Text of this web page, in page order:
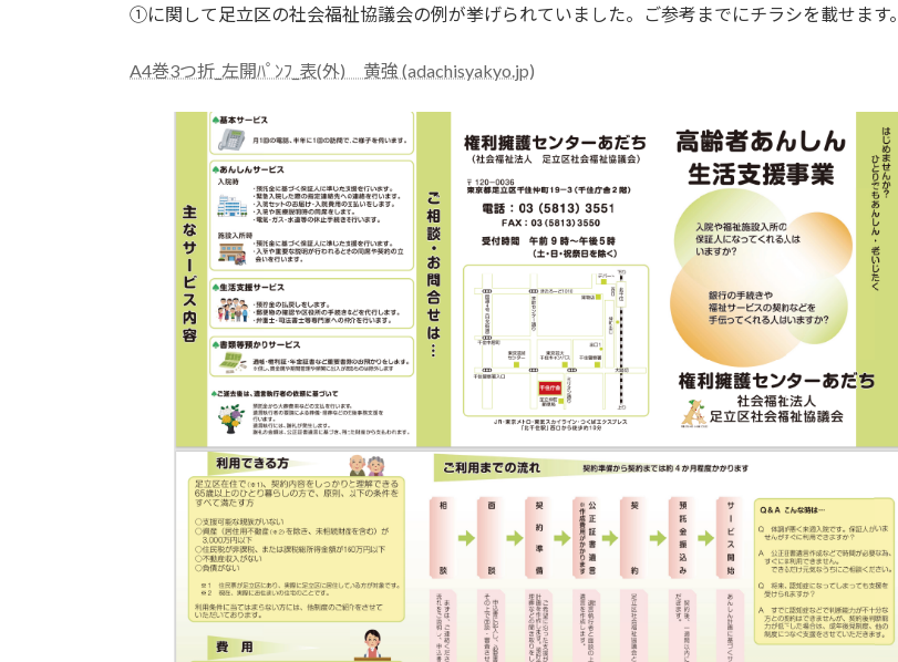
①に関して足立区の社会福祉協議会の例が挙げられていました。ご参考までにチラシを載せます。
A4巻3つ折_左開ﾊﾟﾝﾌ_表(外) 黄強 (adachisyakyo.jp)